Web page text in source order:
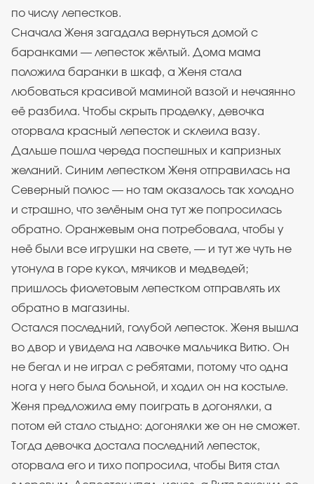
по числу лепестков.
Сначала Женя загадала вернуться домой с
баранками — лепесток жёлтый. Дома мама
положила баранки в шкаф, а Женя стала
любоваться красивой маминой вазой и нечаянно
её разбила. Чтобы скрыть проделку, девочка
оторвала красный лепесток и склеила вазу.
Дальше пошла череда поспешных и капризных
желаний. Синим лепестком Женя отправилась на
Северный полюс — но там оказалось так холодно
и страшно, что зелёным она тут же попросилась
обратно. Оранжевым она потребовала, чтобы у
неё были все игрушки на свете, — и тут же чуть не
утонула в горе кукол, мячиков и медведей;
пришлось фиолетовым лепестком отправлять их
обратно в магазины.
Остался последний, голубой лепесток. Женя вышла
во двор и увидела на лавочке мальчика Витю. Он
не бегал и не играл с ребятами, потому что одна
нога у него была больной, и ходил он на костыле.
Женя предложила ему поиграть в догонялки, а
потом ей стало стыдно: догонялки же он не сможет.
Тогда девочка достала последний лепесток,
оторвала его и тихо попросила, чтобы Витя стал